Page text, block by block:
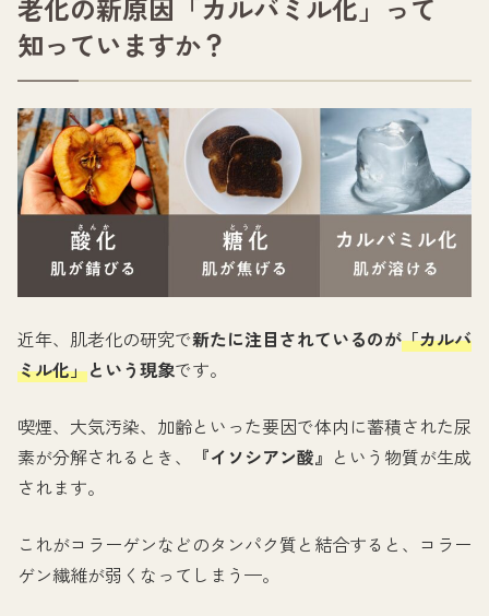
老化の新原因「カルバミル化」って
知っていますか？
近年、肌老化の研究で新たに注目されているのが「カルバ
ミル化」という現象です。
喫煙、大気汚染、加齢といった要因で体内に蓄積された尿
素が分解されるとき、
『イソシアン酸』 という物質が生成
されます。
これがコラーゲンなどのタンパク質と結合すると、コラー
ゲン繊維が弱くなってしまう—。